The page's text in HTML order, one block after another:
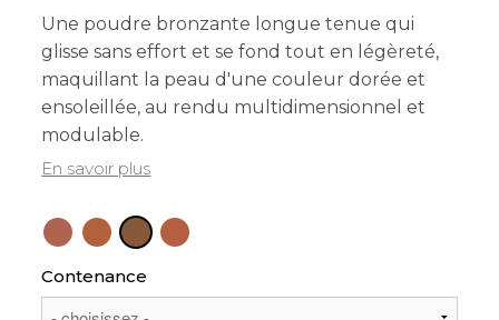
Une poudre bronzante longue tenue qui
glisse sans effort et se fond tout en légèreté,
maquillant la peau d'une couleur dorée et
ensoleillée, au rendu multidimensionnel et
modulable.
En savoir plus
Contenance